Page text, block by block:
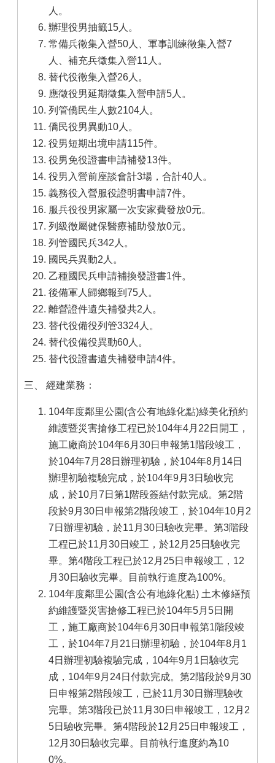
人。
辦理役男抽籤15人。
常備兵徵集入營50人、軍事訓練徵集入營7
人、補充兵徵集入營11人。
替代役徵集入營26人。
應徵役男延期徵集入營申請5人。
列管僑民生人數2104人。
僑民役男異動10人。
役男短期出境申請115件。
役男免役證書申請補發13件。
役男入營前座談會計3場，合計40人。
義務役入營服役證明書申請7件。
服兵役役男家屬一次安家費發放0元。
列級徵屬健保醫療補助發放0元。
列管國民兵342人。
國民兵異動2人。
乙種國民兵申請補換發證書1件。
後備軍人歸鄉報到75人。
離營證件遺失補發共2人。
替代役備役列管3324人。
替代役備役異動60人。
替代役證書遺失補發申請4件。
三、 經建業務：
104年度鄰里公園(含公有地綠化點)綠美化預約
維護暨災害搶修工程已於104年4月22日開工，
施工廠商於104年6月30日申報第1階段竣工，
於104年7月28日辦理初驗，於104年8月14日
辦理初驗複驗完成，於104年9月3日驗收完
成，於10月7日第1階段簽結付款完成。第2階
段於9月30日申報第2階段竣工，於104年10月2
7日辦理初驗，於11月30日驗收完畢。第3階段
工程已於11月30日竣工，於12月25日驗收完
畢。第4階段工程已於12月25日申報竣工，12
月30日驗收完畢。目前執行進度為100%。
104年度鄰里公園(含公有地綠化點) 土木修繕預
約維護暨災害搶修工程已於104年5月5日開
工，施工廠商於104年6月30日申報第1階段竣
工，於104年7月21日辦理初驗，於104年8月1
4日辦理初驗複驗完成，104年9月1日驗收完
成，104年9月24日付款完成。第2階段於9月30
日申報第2階段竣工，已於11月30日辦理驗收
完畢。第3階段已於11月30日申報竣工，12月2
5日驗收完畢。第4階段於12月25日申報竣工，
12月30日驗收完畢。目前執行進度約為10
0%。